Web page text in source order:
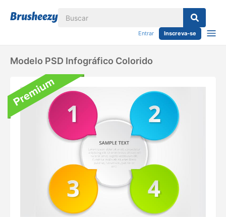
Entrar Inscreva-se
Modelo PSD Infográfico Colorido